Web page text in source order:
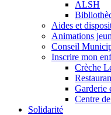
ALSH
Aides et
Animations
Conseil
Inscrire mon
Crèche
Garderie
Centre
Solidarité